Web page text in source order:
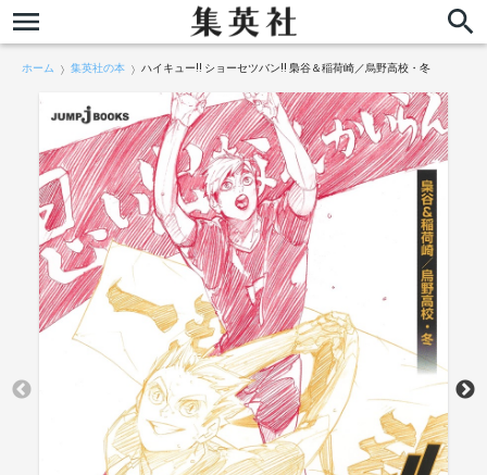
ホーム 集英社の本 ハイキュー!! ショーセツバン!! 梟谷＆稲荷崎／烏野高校・冬